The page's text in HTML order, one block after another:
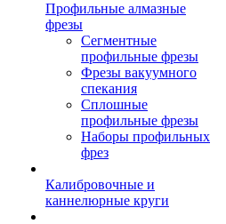
Профильные алмазные
фрезы
Сегментные
профильные фрезы
Фрезы вакуумного
спекания
Сплошные
профильные фрезы
Наборы профильных
фрез
Калибровочные и
каннелюрные круги